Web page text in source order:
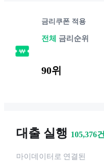
금리쿠폰 적용
전체 금리순위
90위
대출 실행 105,376건
마이데이터로 연결된